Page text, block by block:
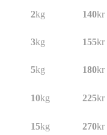
2kg 140kr
3kg 155kr
5kg 180kr
10kg 225kr
15kg 270kr